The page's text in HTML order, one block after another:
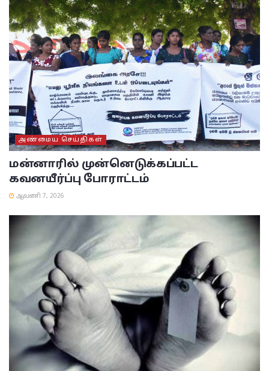
அண்மைய செய்திகள்
மன்னாரில் முன்னெடுக்கப்பட்ட
கவனயீர்ப்பு போராட்டம்
ஆவணி 7, 2026